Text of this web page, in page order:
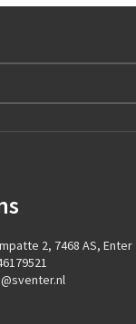
2, 7468 AS, Enter